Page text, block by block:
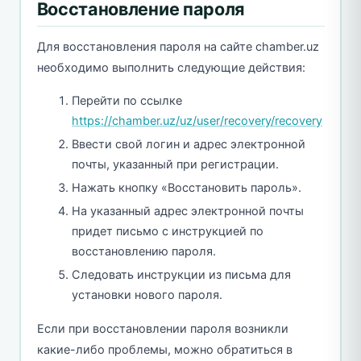
Восстановление пароля
Для восстановления пароля на сайте chamber.uz
необходимо выполнить следующие действия:
Перейти по ссылке
https://chamber.uz/uz/user/recovery/recovery
Ввести свой логин и адрес электронной
почты, указанный при регистрации.
Нажать кнопку «Восстановить пароль».
На указанный адрес электронной почты
придет письмо с инструкцией по
восстановлению пароля.
Следовать инструкции из письма для
установки нового пароля.
Если при восстановлении пароля возникли
какие-либо проблемы, можно обратиться в